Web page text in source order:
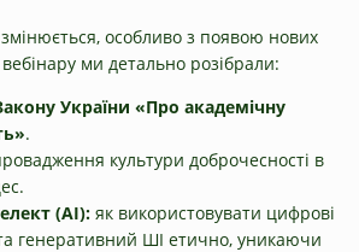
змінюється, особливо з появою нових
ми детально розібрали:
України «Про академічну
.
культури доброчесності в
(AI): як використовувати цифрові
генеративний ШІ етично, уникаючи